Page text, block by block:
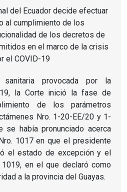
provocada por la
19, la Corte inició la fase de
de los parámetros
Nro. 1-20-EE/20 y 1-
se había pronunciado acerca
1017 en que el presidente
el estado de excepción y el
en el que declaró como
a la provincia del Guayas.